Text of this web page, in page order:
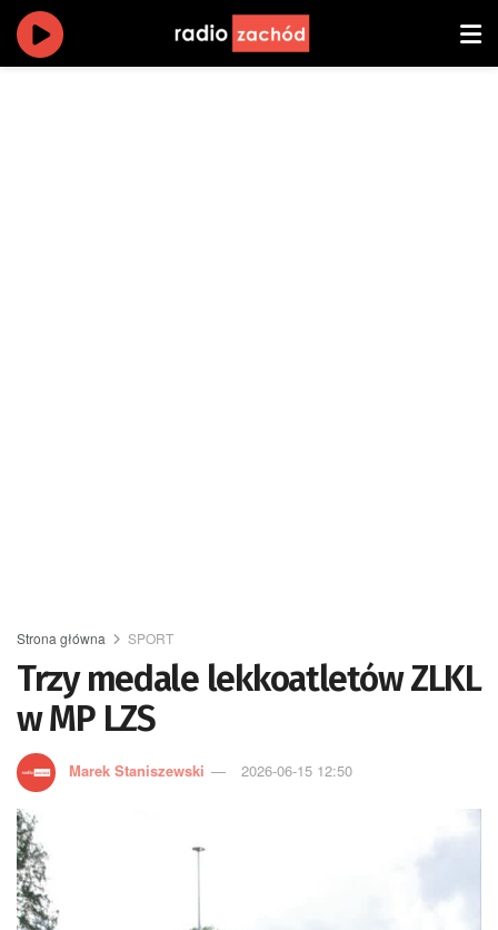
Strona główna SPORT
Trzy medale lekkoatletów ZLKL
w MP LZS
Marek Staniszewski 2026-06-15 12:50